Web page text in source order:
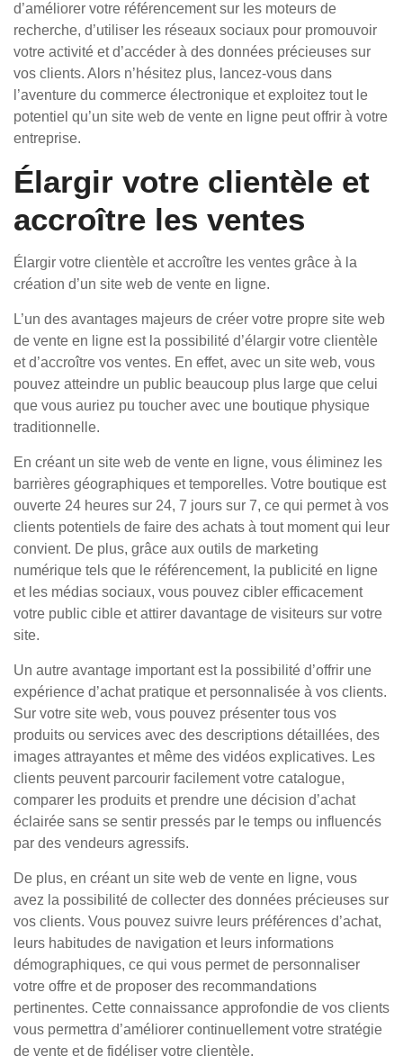
d’améliorer votre référencement sur les moteurs de
recherche, d’utiliser les réseaux sociaux pour promouvoir
votre activité et d’accéder à des données précieuses sur
vos clients. Alors n’hésitez plus, lancez-vous dans
l’aventure du commerce électronique et exploitez tout le
potentiel qu’un site web de vente en ligne peut offrir à votre
entreprise.
Élargir votre clientèle et
accroître les ventes
Élargir votre clientèle et accroître les ventes grâce à la
création d’un site web de vente en ligne.
L’un des avantages majeurs de créer votre propre site web
de vente en ligne est la possibilité d’élargir votre clientèle
et d’accroître vos ventes. En effet, avec un site web, vous
pouvez atteindre un public beaucoup plus large que celui
que vous auriez pu toucher avec une boutique physique
traditionnelle.
En créant un site web de vente en ligne, vous éliminez les
barrières géographiques et temporelles. Votre boutique est
ouverte 24 heures sur 24, 7 jours sur 7, ce qui permet à vos
clients potentiels de faire des achats à tout moment qui leur
convient. De plus, grâce aux outils de marketing
numérique tels que le référencement, la publicité en ligne
et les médias sociaux, vous pouvez cibler efficacement
votre public cible et attirer davantage de visiteurs sur votre
site.
Un autre avantage important est la possibilité d’offrir une
expérience d’achat pratique et personnalisée à vos clients.
Sur votre site web, vous pouvez présenter tous vos
produits ou services avec des descriptions détaillées, des
images attrayantes et même des vidéos explicatives. Les
clients peuvent parcourir facilement votre catalogue,
comparer les produits et prendre une décision d’achat
éclairée sans se sentir pressés par le temps ou influencés
par des vendeurs agressifs.
De plus, en créant un site web de vente en ligne, vous
avez la possibilité de collecter des données précieuses sur
vos clients. Vous pouvez suivre leurs préférences d’achat,
leurs habitudes de navigation et leurs informations
démographiques, ce qui vous permet de personnaliser
votre offre et de proposer des recommandations
pertinentes. Cette connaissance approfondie de vos clients
vous permettra d’améliorer continuellement votre stratégie
de vente et de fidéliser votre clientèle.